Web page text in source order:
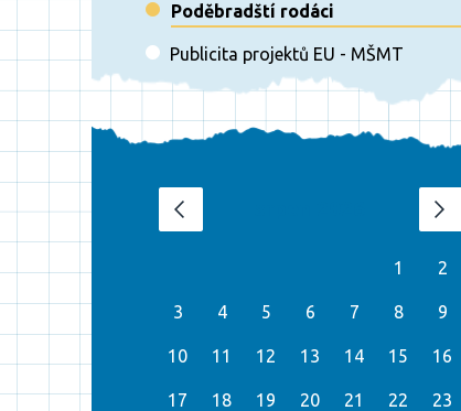
Poděbradští rodáci
Publicita projektů EU - MŠMT
1 2
3 4 5 6 7 8 9
10 11 12 13 14 15 16
17 18 19 20 21 22 23